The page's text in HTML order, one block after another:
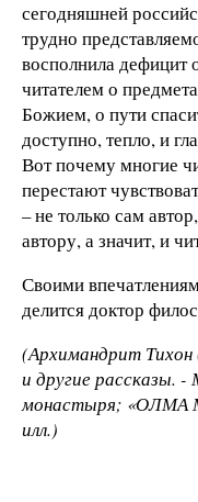
сегодняшней
трудно
восполнила дефицит
читателем о
Божием, о пути
доступно, тепло, и
Вот почему многие
перестают
– не только сам
автору, а значит, и
Своими
делится доктор
(Архимандрит
и другие рассказы.
монастыря; «ОЛМА
илл.)